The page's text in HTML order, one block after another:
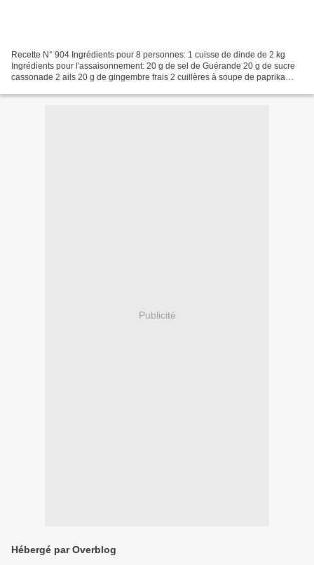
Recette N° 904 Ingrédients pour 8 personnes: 1 cuisse de dinde de 2 kg
Ingrédients pour l'assaisonnement: 20 g de sel de Guérande 20 g de sucre
cassonade 2 ails 20 g de gingembre frais 2 cuillères à soupe de paprika
Publicité
Hébergé par Overblog